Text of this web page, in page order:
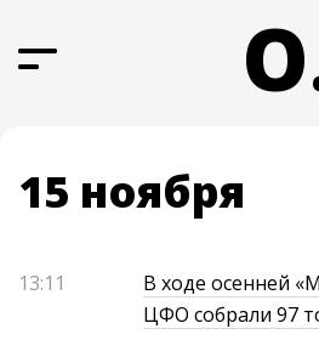
15 ноября
13:11
В ходе осенней
ЦФО собрали 97